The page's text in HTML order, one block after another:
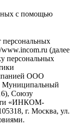
с помощью
персональных
(далее
персональных
ООО
Муниципальный
Союзу
«ИНКОМ-
г. Москва, ул.